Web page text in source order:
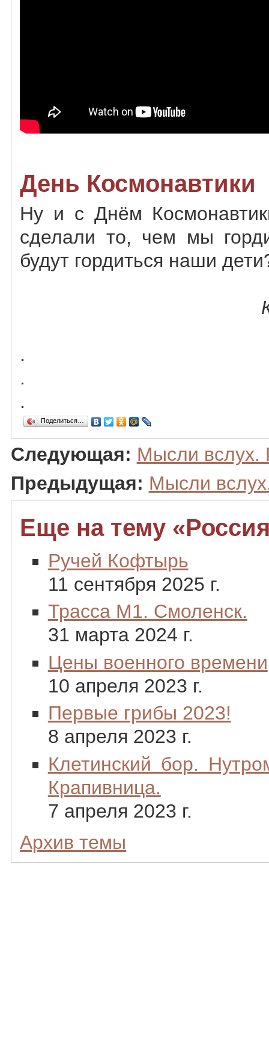
День Космонавтики
Ну и с Днём
сделали то, чем мы
будут гордиться наши
.
.
.
Поделиться…
Следующая: Мысли вслух.
Предыдущая: Мысли
Еще на тему
Ручей Кофтырь
11 сентября 2025 г.
Трасса М1. Смоленск.
31 марта 2024 г.
Цены военного времени
10 апреля 2023 г.
Первые грибы 2023!
8 апреля 2023 г.
Клетинский бор.
Крапивница.
7 апреля 2023 г.
Архив темы